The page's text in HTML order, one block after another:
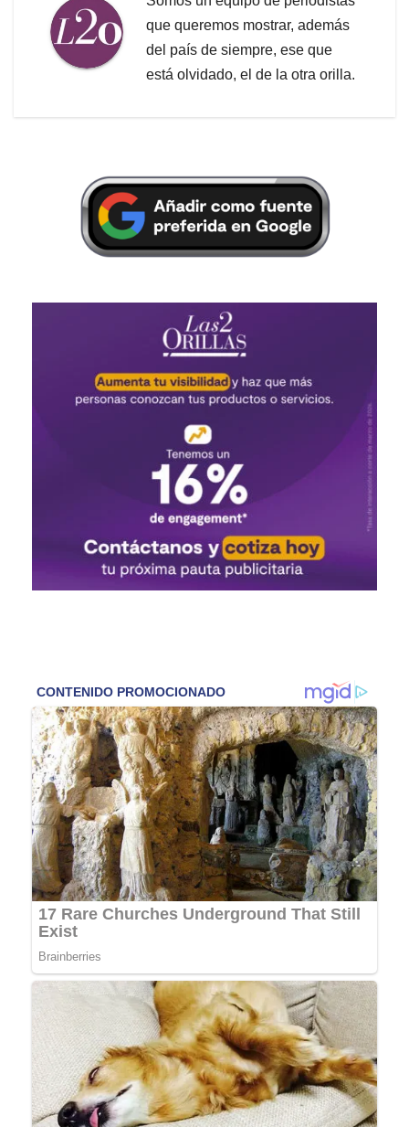
que queremos mostrar, además
del país de siempre, ese que
está olvidado, el de la otra orilla.